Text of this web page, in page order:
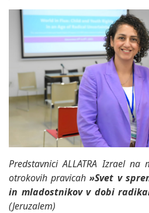
Predstavnici ALLATRA Izrael
otrokovih pravicah»Svet v
in mladostnikov v dobi
(Jeruzalem)